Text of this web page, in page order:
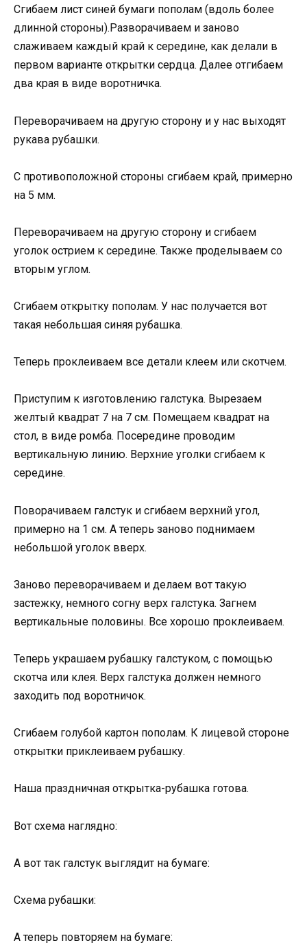
Сгибаем лист синей бумаги пополам (вдоль более
длинной стороны).Разворачиваем и заново
слаживаем каждый край к середине, как делали в
первом варианте открытки сердца. Далее отгибаем
два края в виде воротничка.
Переворачиваем на другую сторону и у нас выходят
рукава рубашки.
С противоположной стороны сгибаем край, примерно
на 5 мм.
Переворачиваем на другую сторону и сгибаем
уголок острием к середине. Также проделываем со
вторым углом.
Сгибаем открытку пополам. У нас получается вот
такая небольшая синяя рубашка.
Теперь проклеиваем все детали клеем или скотчем.
Приступим к изготовлению галстука. Вырезаем
желтый квадрат 7 на 7 см. Помещаем квадрат на
стол, в виде ромба. Посередине проводим
вертикальную линию. Верхние уголки сгибаем к
середине.
Поворачиваем галстук и сгибаем верхний угол,
примерно на 1 см. А теперь заново поднимаем
небольшой уголок вверх.
Заново переворачиваем и делаем вот такую
застежку, немного согну верх галстука. Загнем
вертикальные половины. Все хорошо проклеиваем.
Теперь украшаем рубашку галстуком, с помощью
скотча или клея. Верх галстука должен немного
заходить под воротничок.
Сгибаем голубой картон пополам. К лицевой стороне
открытки приклеиваем рубашку.
Наша праздничная открытка-рубашка готова.
Вот схема наглядно:
А вот так галстук выглядит на бумаге:
Схема рубашки:
А теперь повторяем на бумаге: